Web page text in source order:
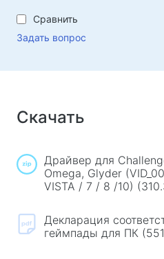
Игровые наборы
Игровые колонки
Игровые клавиатуры
Геймпады
Игровые стрим
Игровые столы
Игровые манипуляторы
Геймпады
Сравнить
Задать вопрос
Скачать
Драйвер для
Omega, Glyder
VISTA / 7 / 8 /10)
Декларация
геймпады для ПК